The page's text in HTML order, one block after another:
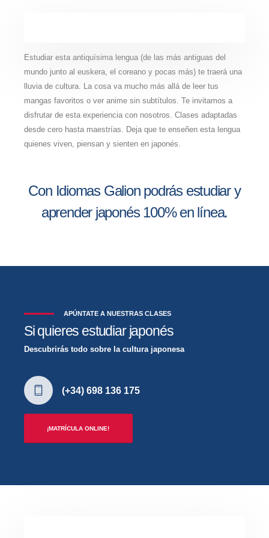
Estudiar esta antiquísima lengua (de las más antiguas del
mundo junto al euskera, el coreano y pocas más) te traerá una
lluvia de cultura. La cosa va mucho más allá de leer tus
mangas favoritos o ver anime sin subtítulos. Te invitamos a
disfrutar de esta experiencia con nosotros. Clases adaptadas
desde cero hasta maestrías. Deja que te enseñen esta lengua
quienes viven, piensan y sienten en japonés.
Con Idiomas Galion podrás estudiar y
aprender japonés 100% en línea.
APÚNTATE A NUESTRAS CLASES
Si quieres estudiar japonés
Descubrirás todo sobre la cultura japonesa
(+34) 698 136 175
¡MATRÍCULA ONLINE!